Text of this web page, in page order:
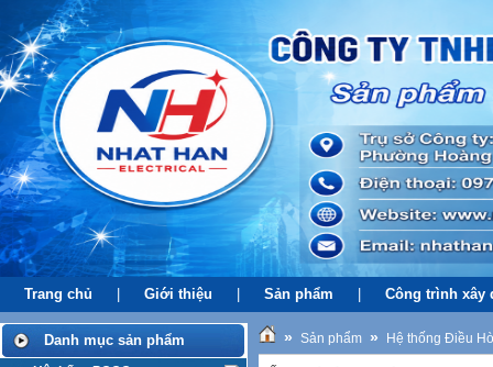
Trang chủ Giới thiệu Sản phẩm Công trình xây
Danh mục sản phẩm » Sản phẩm » Hệ thống Điều